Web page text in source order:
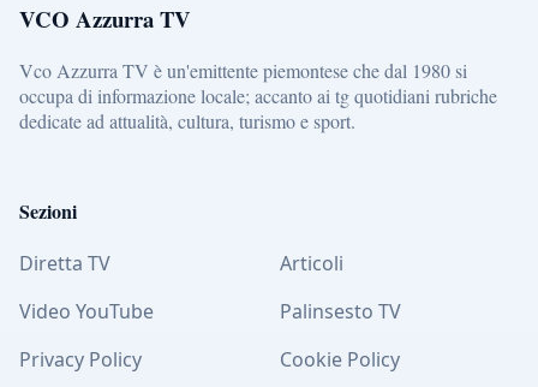
VCO Azzurra TV
Vco Azzurra TV è un'emittente piemontese che dal 1980 si
occupa di informazione locale; accanto ai tg quotidiani rubriche
dedicate ad attualità, cultura, turismo e sport.
Sezioni
Diretta TV
Articoli
Video YouTube
Palinsesto TV
Privacy Policy
Cookie Policy